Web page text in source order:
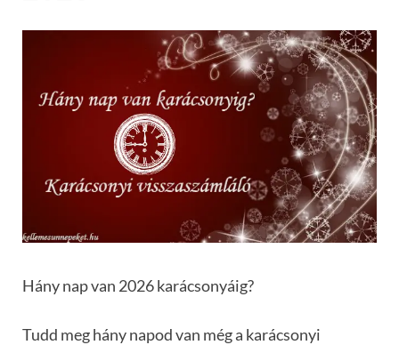
Hány nap van 2026 karácsonyáig?
Tudd meg hány napod van még a karácsonyi